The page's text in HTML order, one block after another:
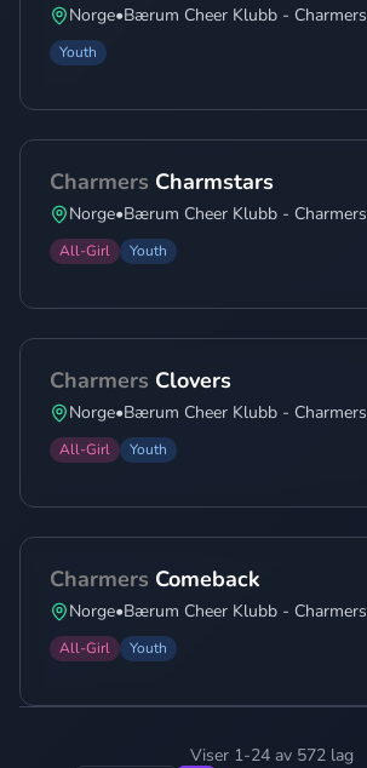
Norge•Bærum Cheer Klubb - Charmers
Youth
Charmers Charmstars
Norge•Bærum Cheer Klubb - Charmers
All-Girl Youth
Charmers Clovers
Norge•Bærum Cheer Klubb - Charmers
All-Girl Youth
Charmers Comeback
Norge•Bærum Cheer Klubb - Charmers
All-Girl Youth
Viser 1-24 av 572 lag